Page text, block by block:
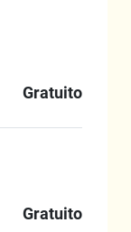
Gratuito
Gratuito